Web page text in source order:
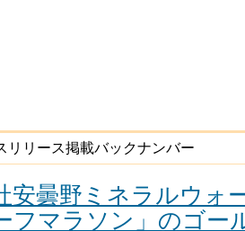
リリース掲載バックナンバー
安曇野ミネラルウォ
フマラソン」のゴー